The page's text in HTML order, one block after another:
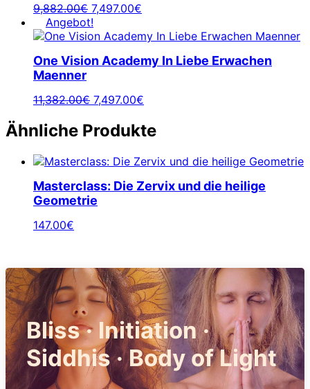
9,882.00€ Ursprünglicher
Preis
war:
7,497.00€
ist:
Angebot!
One Vision Academy In Liebe Erwachen
Maenner
11,382.00€ Ursprünglicher
war:
11,382.00€
7,497.00€
ist:
7,497.00€.
Ähnliche Produkte
Masterclass: Die Zervix und die heilige
Geometrie
147.00€
Bliss · Initiation ·
Siddhis · Body of Light